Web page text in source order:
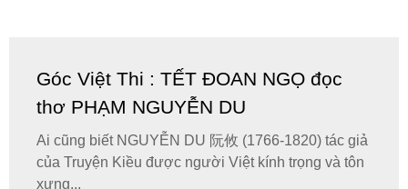
Góc Việt Thi : TẾT ĐOAN NGỌ đọc
thơ PHẠM NGUYỄN DU
Ai cũng biết NGUYỄN DU 阮攸 (1766-1820) tác giả
của Truyện Kiều được người Việt kính trọng và tôn
xưng...